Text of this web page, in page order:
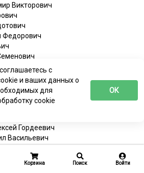
Корзина Поиск Войти
Викторович
Алексеевич
Сергеевич,
Павлович
Андреевич
Михайлович
Гордеевич
Васильевич
Иосифович
Тимофеевич,
с
и ваших данных о
для
cookie
ОК